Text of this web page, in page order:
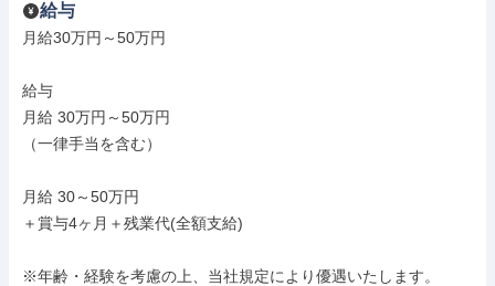
給与
月給30万円～50万円
給与
月給 30万円～50万円
（一律手当を含む）
月給 30～50万円
＋賞与4ヶ月＋残業代(全額支給)
※年齢・経験を考慮の上、当社規定により優遇いたします。